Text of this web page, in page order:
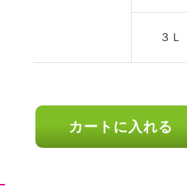
３Ｌ
カートに入れる